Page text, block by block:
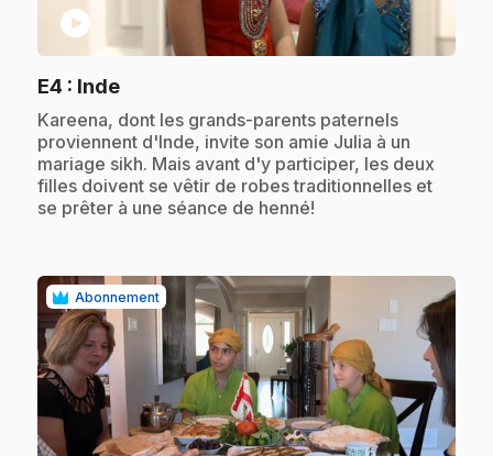
play_circle
E4 : Inde.
.Kareena, dont les grands-parents paternels
proviennent d'Inde, invite son amie Julia à un
mariage sikh. Mais avant d'y participer, les deux
filles doivent se vêtir de robes traditionnelles et
se prêter à une séance de henné!
Abonnement